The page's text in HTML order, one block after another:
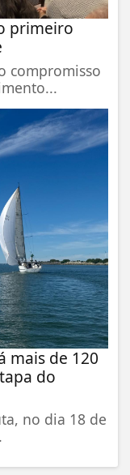
primeiro
compromisso
mais de 120
do
no dia 18 de